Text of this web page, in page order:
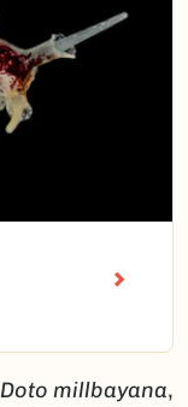
Doto millbayana,